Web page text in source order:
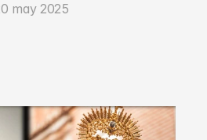
may 2025